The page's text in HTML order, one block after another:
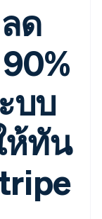
Global
Payouts
เบิกจ่าย
ให้กับ
สาม
การชำ
เงินสำ
แพลตฟ
ด
บบ
ห้ทัน